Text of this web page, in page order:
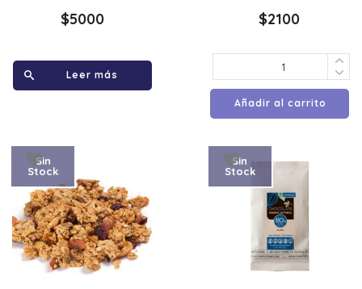
$5000
Leer más
$2100
Añadir al carrito
Sin
Stock
Sin
Stock